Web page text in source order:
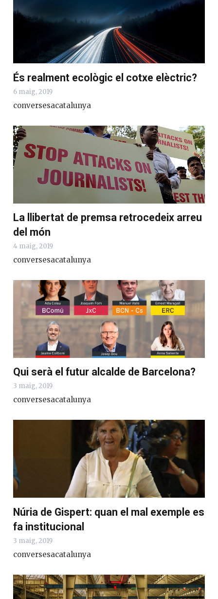
És realment ecològic el cotxe elèctric?
6 maig, 2019
conversesacatalunya
La llibertat de premsa retrocedeix arreu
del món
4 maig, 2019
conversesacatalunya
Qui serà el futur alcalde de Barcelona?
3 maig, 2019
conversesacatalunya
Núria de Gispert: quan el mal exemple es
fa institucional
3 maig, 2019
conversesacatalunya